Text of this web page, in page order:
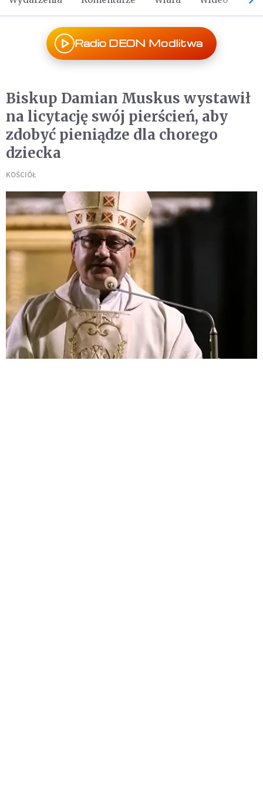
Radio DEON Modlitwa
Biskup Damian Muskus wystawił
na licytację swój pierścień, aby
zdobyć pieniądze dla chorego
dziecka
KOŚCIÓŁ